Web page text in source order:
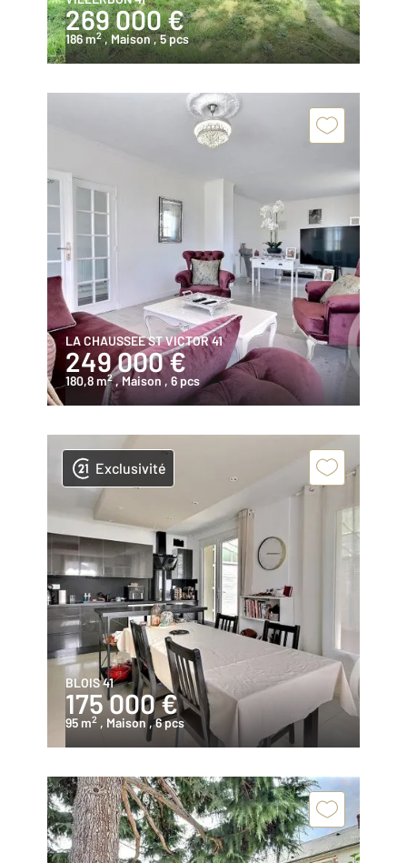
269 000 €
186 m2 , Maison, 5 pcs
LA CHAUSSEE ST VICTOR 41
249 000 €
180,8 m2 , Maison , 6 pcs
Exclusivité
BLOIS 41
175 000 €
95 m2 , Maison , 6 pcs